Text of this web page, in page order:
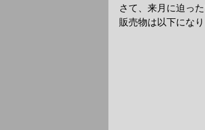
さて、来月に迫っ
販売物は以下になり